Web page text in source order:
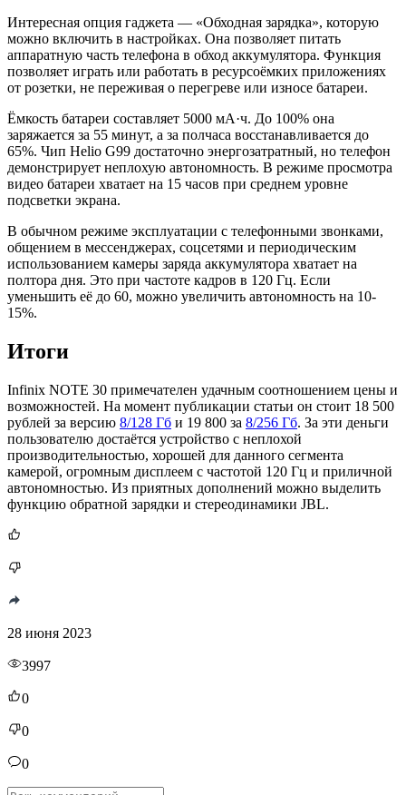
Интересная опция гаджета — «Обходная зарядка», которую
можно включить в настройках. Она позволяет питать
аппаратную часть телефона в обход аккумулятора. Функция
позволяет играть или работать в ресурсоёмких приложениях
от розетки, не переживая о перегреве или износе батареи.
Ёмкость батареи составляет 5000 мА·ч. До 100% она
заряжается за 55 минут, а за полчаса восстанавливается до
65%. Чип Helio G99 достаточно энергозатратный, но телефон
демонстрирует неплохую автономность. В режиме просмотра
видео батареи хватает на 15 часов при среднем уровне
подсветки экрана.
В обычном режиме эксплуатации с телефонными звонками,
общением в мессенджерах, соцсетями и периодическим
использованием камеры заряда аккумулятора хватает на
полтора дня. Это при частоте кадров в 120 Гц. Если
уменьшить её до 60, можно увеличить автономность на 10-
15%.
Итоги
Infinix NOTE 30 примечателен удачным соотношением цены и
возможностей. На момент публикации статьи он стоит 18 500
рублей за версию 8/128 Гб и 19 800 за 8/256 Гб. За эти деньги
пользователю достаётся устройство с неплохой
производительностью, хорошей для данного сегмента
камерой, огромным дисплеем с частотой 120 Гц и приличной
автономностью. Из приятных дополнений можно выделить
функцию обратной зарядки и стереодинамики JBL.
28 июня 2023
3997
0
0
0